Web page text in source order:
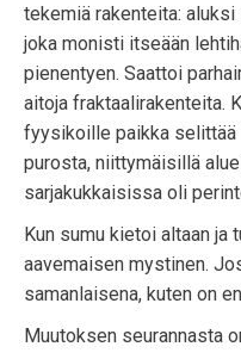
tekemiä rakenteita:
joka monisti itseään
pienentyen. Saattoi
aitoja fraktaalirakenteita.
fyysikoille paikka selittää
purosta, niittymäisillä
sarjakukkaisissa oli
Kun sumu kietoi altaan ja
aavemaisen mystinen.
samanlaisena, kuten on
Muutoksen seurannasta